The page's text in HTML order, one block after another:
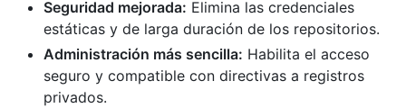
Seguridad mejorada: Elimina las credenciales
estáticas y de larga duración de los repositorios.
Administración más sencilla: Habilita el acceso
seguro y compatible con directivas a registros
privados.